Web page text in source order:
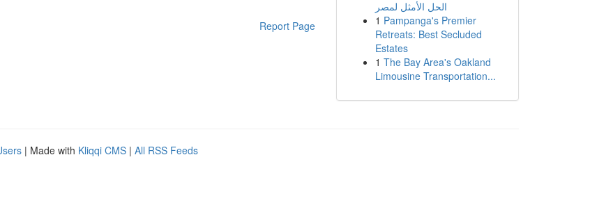
Report Page
الحل الأمثل لمصر
1 Pampanga's Premier
Retreats: Best Secluded
Estates
1 The Bay Area's Oakland
Limousine Transportation...
| Made with Kliqqi CMS | All RSS Feeds